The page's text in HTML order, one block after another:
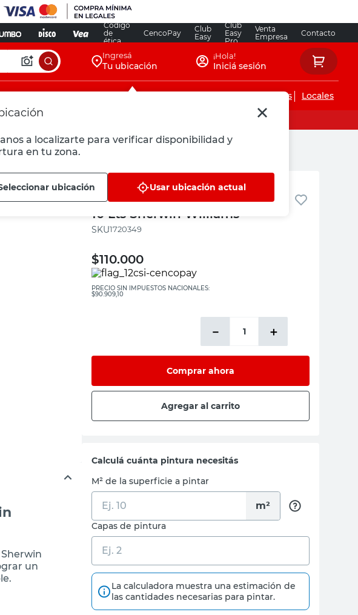
Código
de
ética
CencoPay
Club
Easy
Club
Easy
Pro
Venta
Empresa
Contacto
Ingresá
Tu ubicación
a localizarte para verificar disponibilidad y
en tu zona.
ubicación Usar ubicación actual
¡Hola!
Iniciá sesión
Servicios de instalaciones Locales
un
Sherwin Williams
Pintura Cielorraso Blanco Mate
10 Lts Sherwin Williams
:1720349
$110.000
PRECIO SIN IMPUESTOS NACIONALES:
$90.909,10
＋
－
Comprar ahora
Agregar al carrito
Calculá cuánta pintura necesitás
M² de la superficie a pintar
m²
Capas de pintura
La calculadora muestra una estimación de
las cantidades necesarias para pintar.